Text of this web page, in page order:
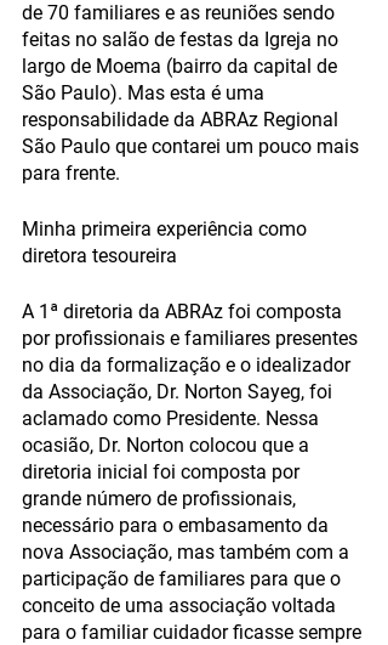
de 70 familiares e as reuniões sendo
feitas no salão de festas da Igreja no
largo de Moema (bairro da capital de
São Paulo). Mas esta é uma
responsabilidade da ABRAz Regional
São Paulo que contarei um pouco mais
para frente.
Minha primeira experiência como
diretora tesoureira
A 1ª diretoria da ABRAz foi composta
por profissionais e familiares presentes
no dia da formalização e o idealizador
da Associação, Dr. Norton Sayeg, foi
aclamado como Presidente. Nessa
ocasião, Dr. Norton colocou que a
diretoria inicial foi composta por
grande número de profissionais,
necessário para o embasamento da
nova Associação, mas também com a
participação de familiares para que o
conceito de uma associação voltada
para o familiar cuidador ficasse sempre